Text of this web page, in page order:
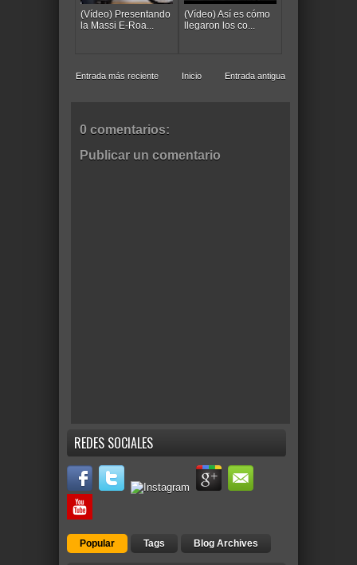
(Vídeo) Presentando
la Massi E-Roa...
(Vídeo) Así es cómo
llegaron los co...
Entrada más reciente Entrada antigua
Inicio
0 comentarios:
Publicar un comentario
REDES SOCIALES
Popular Tags Blog Archives